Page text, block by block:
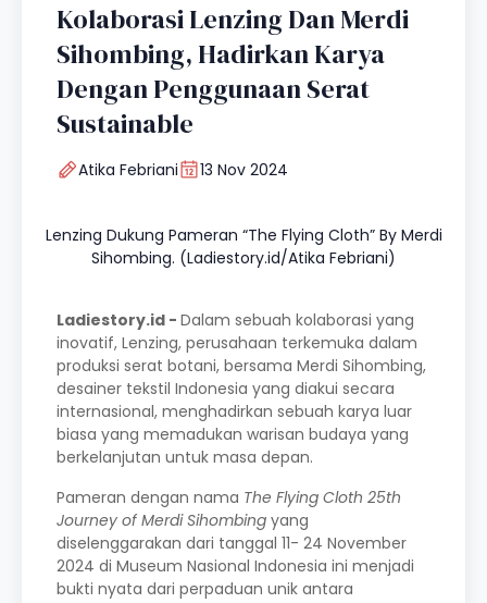
Kolaborasi Lenzing Dan Merdi
Sihombing, Hadirkan Karya
Dengan Penggunaan Serat
Sustainable
Atika Febriani 13 Nov 2024
Lenzing Dukung Pameran “The Flying Cloth” By Merdi
Sihombing. (Ladiestory.id/Atika Febriani)
Ladiestory.id - Dalam sebuah kolaborasi yang
inovatif, Lenzing, perusahaan terkemuka dalam
produksi serat botani, bersama Merdi Sihombing,
desainer tekstil Indonesia yang diakui secara
internasional, menghadirkan sebuah karya luar
biasa yang memadukan warisan budaya yang
berkelanjutan untuk masa depan.
Pameran dengan nama The Flying Cloth 25th
Journey of Merdi Sihombing yang
diselenggarakan dari tanggal 11- 24 November
2024 di Museum Nasional Indonesia ini menjadi
bukti nyata dari perpaduan unik antara